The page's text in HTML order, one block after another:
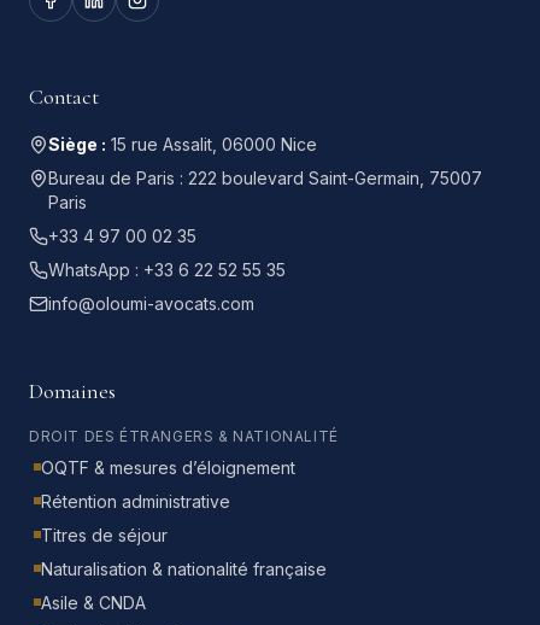
Contact
Siège : 15 rue Assalit, 06000 Nice
Bureau de Paris : 222 boulevard Saint-Germain, 75007
Paris
+33 4 97 00 02 35
WhatsApp : +33 6 22 52 55 35
info@oloumi-avocats.com
Domaines
DROIT DES ÉTRANGERS & NATIONALITÉ
OQTF & mesures d’éloignement
Rétention administrative
Titres de séjour
Naturalisation & nationalité française
Asile & CNDA